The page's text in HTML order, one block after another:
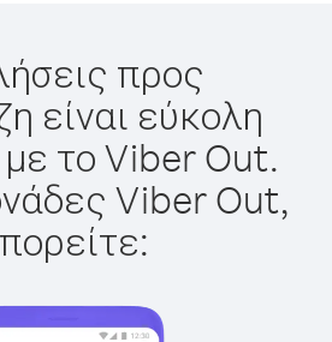
προς
είναι εύκολη
το Viber Out.
Viber Out,